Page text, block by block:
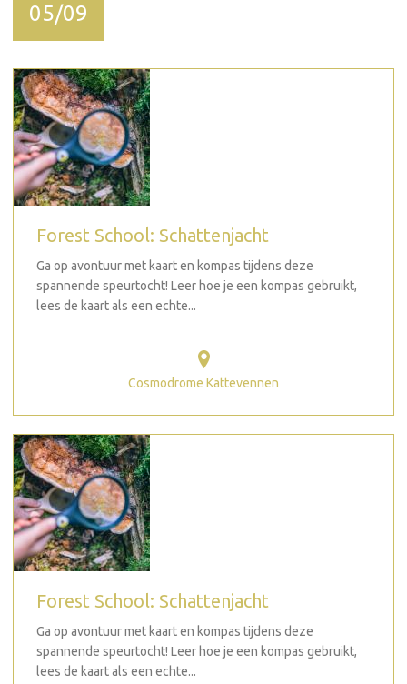
05/09
Forest School: Schattenjacht
Ga op avontuur met kaart en kompas tijdens deze
spannende speurtocht! Leer hoe je een kompas gebruikt,
lees de kaart als een echte...
Cosmodrome Kattevennen
Forest School: Schattenjacht
Ga op avontuur met kaart en kompas tijdens deze
spannende speurtocht! Leer hoe je een kompas gebruikt,
lees de kaart als een echte...